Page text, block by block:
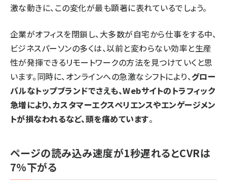
激な動きに、この変化が最も顕著に表れているでしょう。
企業がオフィスを閉鎖し、大多数が自宅から仕事をする中、
ビジネスパーソンの多くは、以前と変わらない効率と生産
性が発揮できるリモートワークの方法を見つけていくと思
います。同時に、オンラインへの急激なシフトにより、グロー
バルなトップブランドでさえも、Webサイトのトラフィック
急増により、カスタマーエクスペリエンスやエンゲージメン
トが損なわれるなど、頭を痛めています。
ページの読み込み速度が1秒遅れるとCVRは
7%下がる